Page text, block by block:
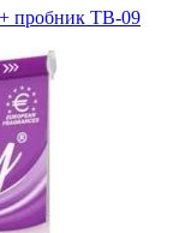
пробник TB-09